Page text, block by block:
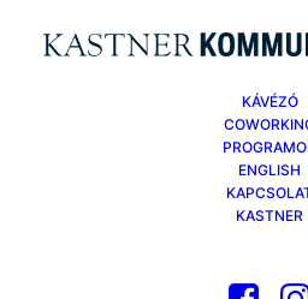
KÁVÉZÓ
ENGLISH
KASTNER